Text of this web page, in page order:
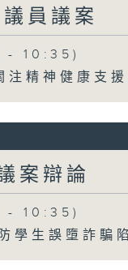
員議案
- 10:35)
精神健康支援
案辯論
- 10:35)
學生誤墮詐騙